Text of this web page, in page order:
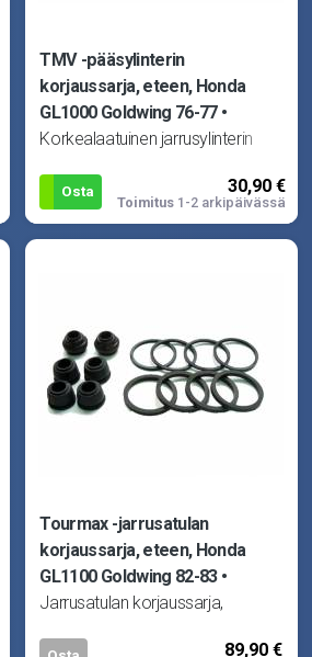
TMV -pääsylinterin
korjaussarja, eteen, Honda
GL1000 Goldwing 76-77
Korkealaatuinen jarrusylinterin
tarvittavat tiivisteet yhteen
Osta 30,90 €
Toimitus1-2 arkipäivässä
Tourmax -jarrusatulan
korjaussarja, eteen, Honda
GL1100 Goldwing 82-83
Jarrusatulan korjaussarja,
89,90 €